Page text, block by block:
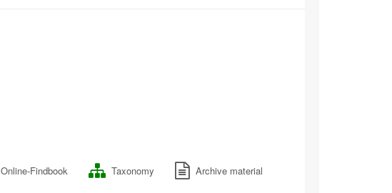
Online-Findbook Taxonomy
Archive material